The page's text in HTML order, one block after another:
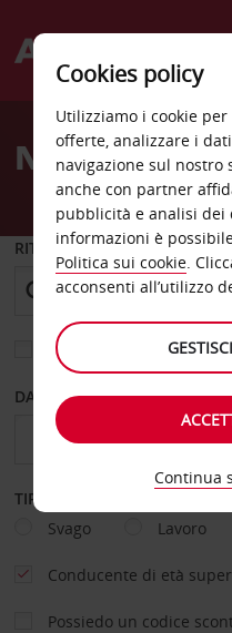
Welcome
AvisNoleggio
RITIRO DA
Scegli una località di
DAL GIORNO
TIPOLOGIA DI NOLEGGIO
Svago
Lavoro
Conducente di età
Possiedo un codice
Cookies policy
Utilizziamo i cookie
offerte, analizzare i
navigazione sul nostro
anche con partner
pubblicità e analisi dei
informazioni è
Politica sui cookie.
acconsenti all’utilizzo
Continua